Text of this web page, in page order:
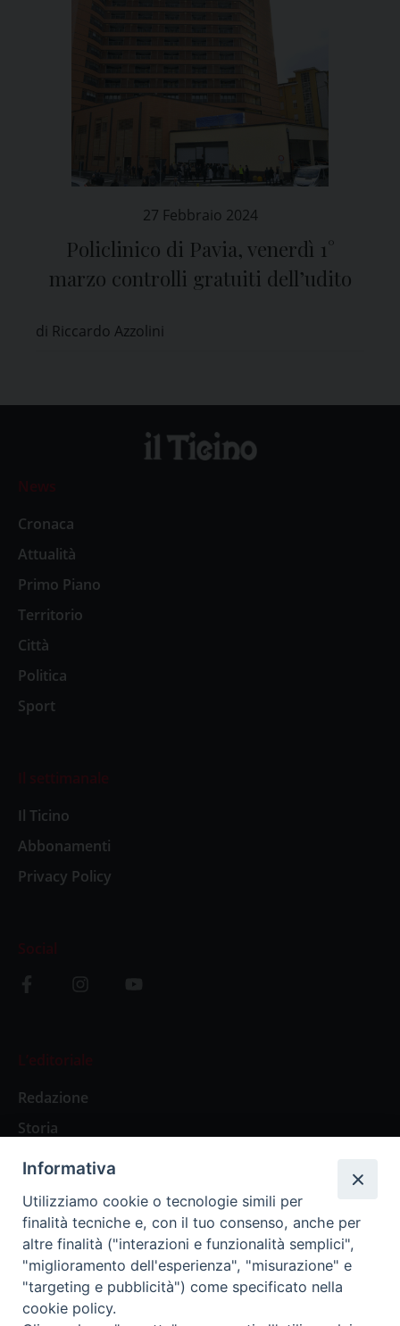
27 Febbraio 2024
Policlinico di Pavia, venerdì 1°
marzo controlli gratuiti dell’udito
di Riccardo Azzolini
News
Cronaca
Attualità
Primo Piano
Territorio
Città
Politica
Sport
Il settimanale
Il Ticino
Abbonamenti
Privacy Policy
Social
L’editoriale
Redazione
Storia
Abbonamenti
Abbonamento Annuale Digitale
Abbonamento Annuale Cartaceo
Abbonamento Singola Copia Digitale
Informativa
Utilizziamo cookie o tecnologie simili per
finalità tecniche e, con il tuo consenso, anche per
altre finalità ("interazioni e funzionalità semplici",
"miglioramento dell'esperienza", "misurazione" e
"targeting e pubblicità") come specificato nella
cookie policy.